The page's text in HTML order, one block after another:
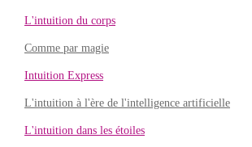
L'intuition du corps
Comme par magie
Intuition Express
L'intuition à l'ère de l'intelligence artificielle
L'intuition dans les étoiles